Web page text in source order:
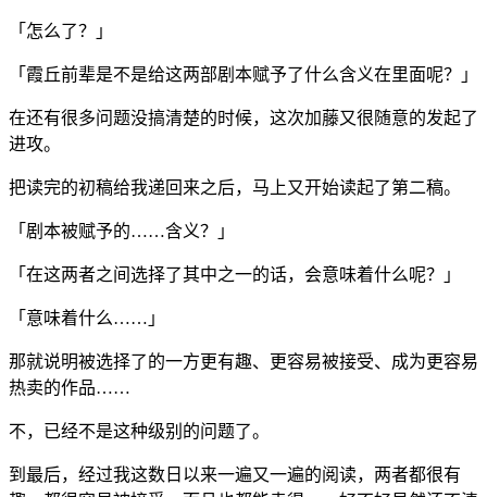
「怎么了？」
「霞丘前辈是不是给这两部剧本赋予了什么含义在里面呢？」
在还有很多问题没搞清楚的时候，这次加藤又很随意的发起了
进攻。
把读完的初稿给我递回来之后，马上又开始读起了第二稿。
「剧本被赋予的……含义？」
「在这两者之间选择了其中之一的话，会意味着什么呢？」
「意味着什么……」
那就说明被选择了的一方更有趣、更容易被接受、成为更容易
热卖的作品……
不，已经不是这种级别的问题了。
到最后，经过我这数日以来一遍又一遍的阅读，两者都很有